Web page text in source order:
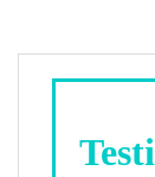
white, rgb(
div class=
< h1>